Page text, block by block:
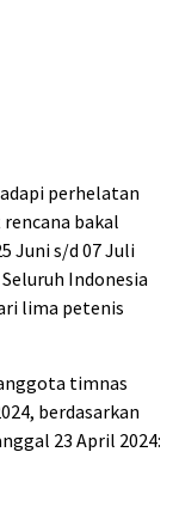
perhelatan
bakal
Juni s/d 07 Juli
Indonesia
lima petenis
timnas
berdasarkan
23 April 2024: